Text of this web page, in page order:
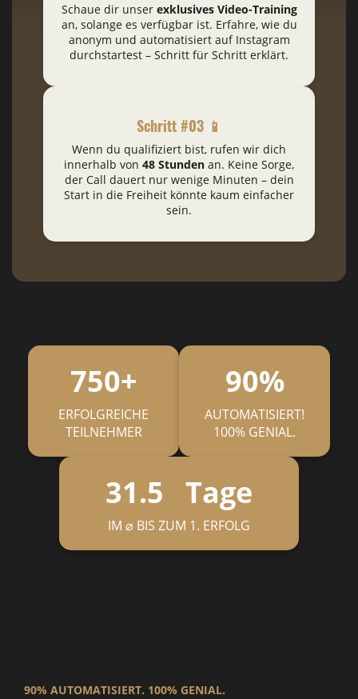
Schaue dir unser exklusives Video-Training
an, solange es verfügbar ist. Erfahre, wie du
anonym und automatisiert auf Instagram
durchstartest – Schritt für Schritt erklärt.
Schritt #03 📱
Wenn du qualifiziert bist, rufen wir dich
innerhalb von 48 Stunden an. Keine Sorge,
der Call dauert nur wenige Minuten – dein
Start in die Freiheit könnte kaum einfacher
sein.
750+
ERFOLGREICHE
TEILNEHMER
90%
AUTOMATISIERT!
100% GENIAL.
31.5 Tage
IM ⌀ BIS ZUM 1. ERFOLG
90% AUTOMATISIERT. 100% GENIAL.